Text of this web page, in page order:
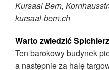
Kursaal Bern,
kursaal-bern.ch
Warto zwiedzić
Ten barokowy budynek
a następnie za halę